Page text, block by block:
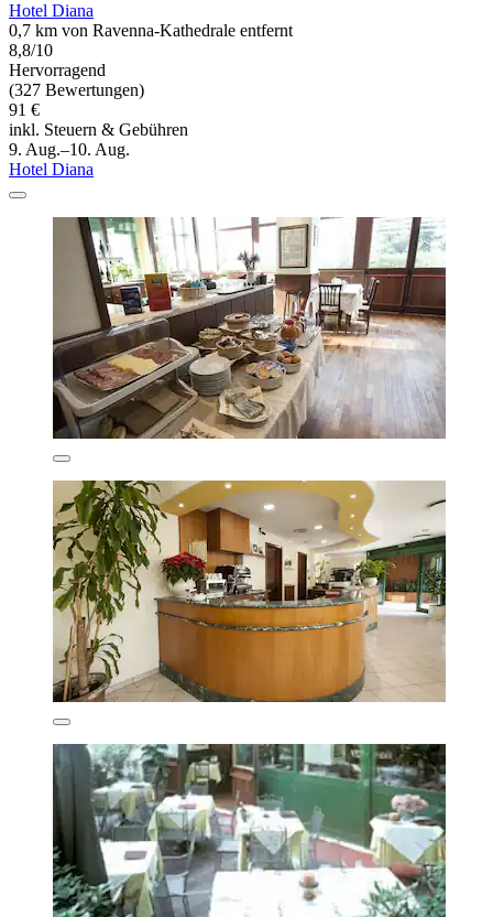
Hotel Diana
0,7 km von Ravenna-Kathedrale entfernt
8,8/10
Hervorragend
(327 Bewertungen)
91 €
inkl. Steuern & Gebühren
9. Aug.–10. Aug.
Hotel Diana